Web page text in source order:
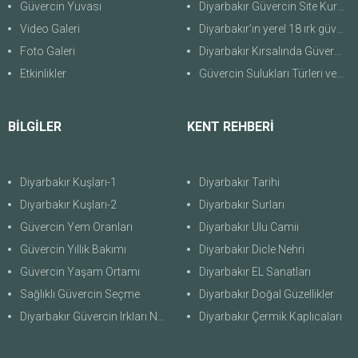
Güvercin Yuvası
Video Galeri
Foto Galeri
Etkinlikler
Diyarbakır Güvercin Site Kuralları
Diyarbakır’ın yerel 18 ırk güvercini
Diyarbakır Kırsalında Güvercin Evleri
Güvercin Sulukları Türleri ve Özellikleri
BİLGİLER
Diyarbakır Kuşları-1
Diyarbakır Kuşları-2
Güvercin Yem Oranları
Güvercin Yıllık Bakımı
Güvercin Yaşam Ortamı
Sağlıklı Güvercin Seçme
Diyarbakır Güvercin Irkları Nedir
KENT REHBERİ
Diyarbakır Tarihi
Diyarbakır Surları
Diyarbakır Ulu Camii
Diyarbakır Dicle Nehri
Diyarbakır EL Sanatları
Diyarbakır Doğal Güzellikler
Diyarbakır Çermik Kaplıcaları